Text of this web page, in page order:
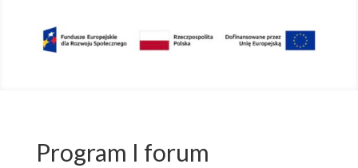
Program I forum